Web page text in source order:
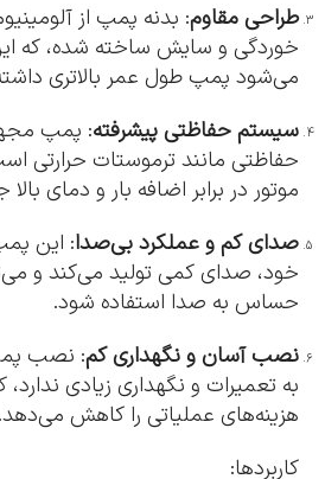
طراحی مقاوم: بدنه پمپ از
خوردگی و سایش ساخته شده، که
می‌شود پمپ طول عمر بالاتری
سیستم حفاظتی پیشرفته: پمپ
حفاظتی مانند ترموستات حرارتی
موتور در برابر اضافه بار و دمای
صدای کم و عملکرد بی‌صدا: این
خود، صدای کمی تولید می‌کند و
حساس به صدا استفاده شود.
نصب آسان و نگهداری کم: نصب
به تعمیرات و نگهداری زیادی ندارد،
هزینه‌های عملیاتی را کاهش می‌دهد.
کاربردها: